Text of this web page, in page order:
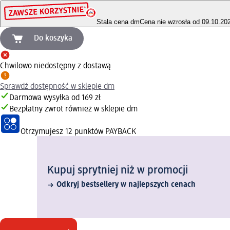
Stała cena dmCena nie wzrosła od
Do koszyka
Chwilowo niedostępny z dostawą
Sprawdź dostępność w sklepie dm
Darmowa wysyłka od 169 zł
Bezpłatny zwrot również w sklepie dm
Otrzymujesz 12 punktów PAYBACK
Kupuj sprytniej niż w promocji
Odkryj bestsellery w najlepszych cenach